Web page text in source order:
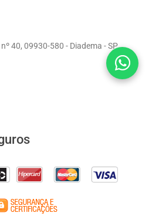
40, 09930-580 - Diadema - SP